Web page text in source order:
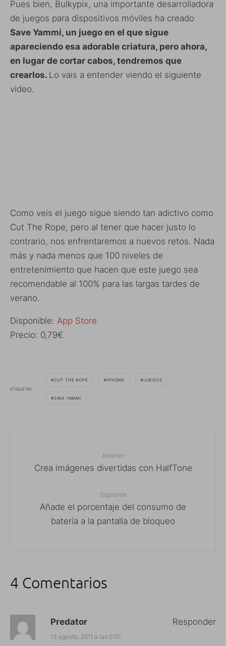
Pues bien, Bulkypix, una importante desarrolladora
de juegos para dispositivos móviles ha creado
Save Yammi, un juego en el que sigue
apareciendo esa adorable criatura, pero ahora,
en lugar de cortar cabos, tendremos que
crearlos. Lo vais a entender viendo el siguiente
video.
Como veis el juego sigue siendo tan adictivo como
Cut The Rope, pero al tener que hacer justo lo
contrario, nos enfrentaremos a nuevos retos. Nada
más y nada menos que 100 niveles de
entretenimiento que hacen que este juego sea
recomendable al 100% para las largas tardes de
verano.
Disponible: App Store
Precio: 0,79€
ETIQUETAS
CUT THE ROPE IPHONE JUEGOS
SAVE YAMMI
Anterior
Crea imágenes divertidas con HalfTone
Siguiente
Añade el porcentaje del consumo de
batería a la pantalla de bloqueo
4 Comentarios
Predator
13 agosto, 2011 a las 0:07
Responder